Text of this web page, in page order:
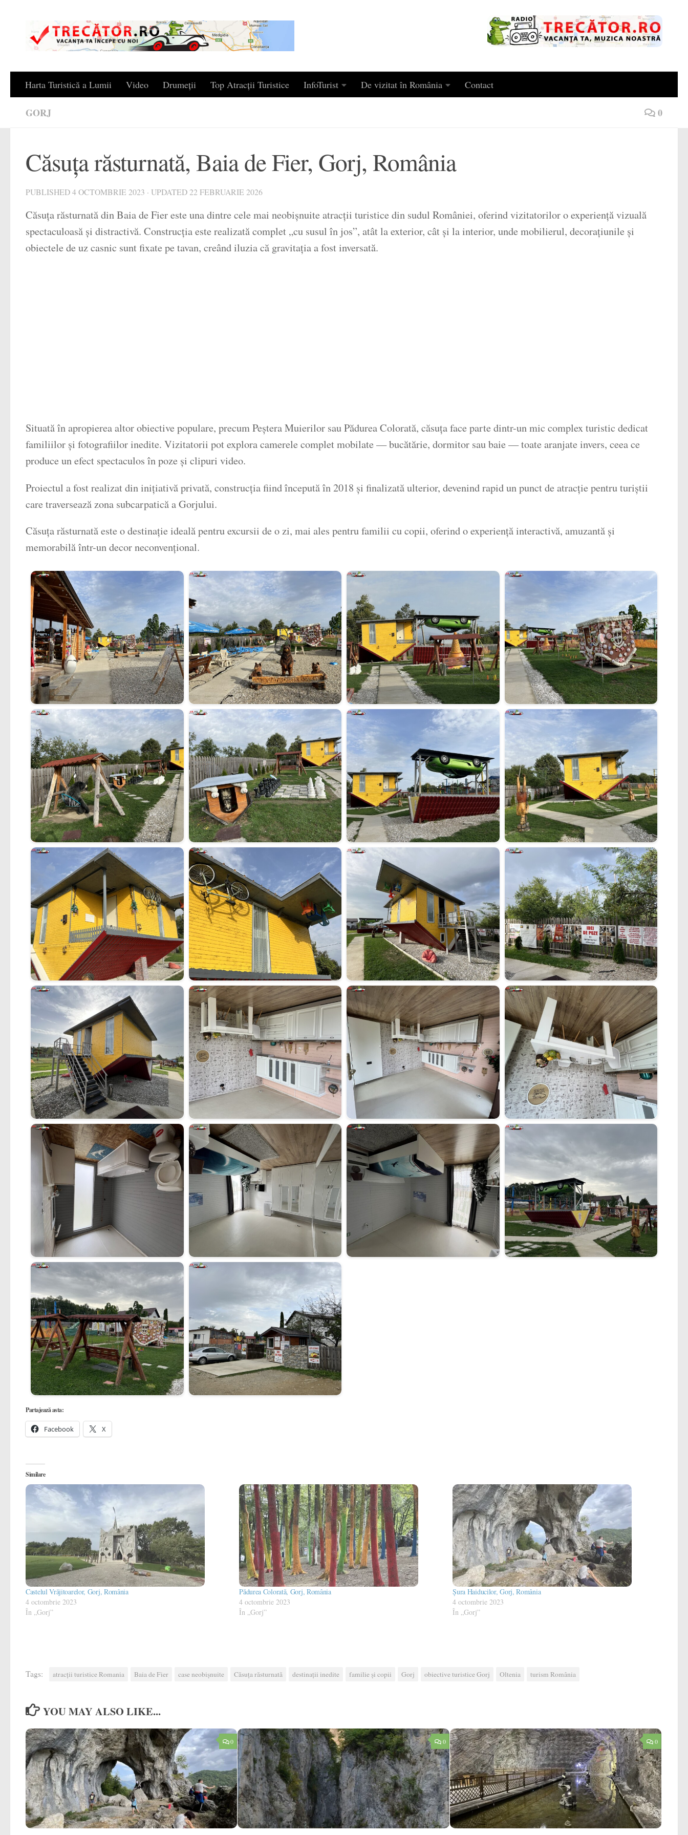
Harta Turistică a Lumii Video Drumeții Top Atracții Turistice InfoTurist De vizitat în România Contact
GORJ 0
Căsuța răsturnată, Baia de Fier, Gorj, România
PUBLISHED4 OCTOMBRIE 2023 · UPDATED22 FEBRUARIE 2026
Căsuța răsturnată din Baia de Fier este una dintre cele mai neobișnuite atracții turistice din sudul României, oferind vizitatorilor o experiență vizuală
spectaculoasă și distractivă. Construcția este realizată complet „cu susul în jos”, atât la exterior, cât și la interior, unde mobilierul, decorațiunile și
obiectele de uz casnic sunt fixate pe tavan, creând iluzia că gravitația a fost inversată.
Situată în apropierea altor obiective populare, precum Peștera Muierilor sau Pădurea Colorată, căsuța face parte dintr-un mic complex turistic dedicat
familiilor și fotografiilor inedite. Vizitatorii pot explora camerele complet mobilate — bucătărie, dormitor sau baie — toate aranjate invers, ceea ce
produce un efect spectaculos în poze și clipuri video.
Proiectul a fost realizat din inițiativă privată, construcția fiind începută în 2018 și finalizată ulterior, devenind rapid un punct de atracție pentru turiștii
care traversează zona subcarpatică a Gorjului.
Căsuța răsturnată este o destinație ideală pentru excursii de o zi, mai ales pentru familii cu copii, oferind o experiență interactivă, amuzantă și
memorabilă într-un decor neconvențional.
Partajează asta:
Facebook X
Similare
Castelul Vrăjitoarelor, Gorj, România
4 octombrie 2023
În „Gorj”
Pădurea Colorată, Gorj, România
4 octombrie 2023
În „Gorj”
Șura Haiducilor, Gorj, România
4 octombrie 2023
În „Gorj”
Tags: atracții turistice Romania Baia de Fier case neobișnuite Căsuța răsturnată destinații inedite familie și copii Gorj obiective turistice Gorj Oltenia turism România
YOU MAY ALSO LIKE...
0 0 0